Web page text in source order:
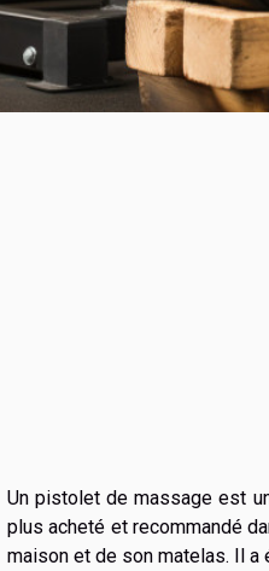
Un pistolet de massage est
plus acheté et recommandé
maison et de son matelas. Il a